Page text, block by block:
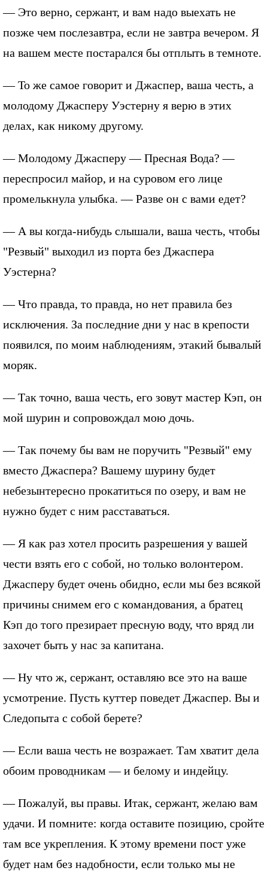
— Это верно, сержант, и вам надо выехать не
позже чем послезавтра, если не завтра вечером. Я
на вашем месте постарался бы отплыть в темноте.
— То же самое говорит и Джаспер, ваша честь, а
молодому Джасперу Уэстерну я верю в этих
делах, как никому другому.
— Молодому Джасперу — Пресная Вода? —
переспросил майор, и на суровом его лице
промелькнула улыбка. — Разве он с вами едет?
— А вы когда-нибудь слышали, ваша честь, чтобы
"Резвый" выходил из порта без Джаспера
Уэстерна?
— Что правда, то правда, но нет правила без
исключения. За последние дни у нас в крепости
появился, по моим наблюдениям, этакий бывалый
моряк.
— Так точно, ваша честь, его зовут мастер Кэп, он
мой шурин и сопровождал мою дочь.
— Так почему бы вам не поручить "Резвый" ему
вместо Джаспера? Вашему шурину будет
небезынтересно прокатиться по озеру, и вам не
нужно будет с ним расставаться.
— Я как раз хотел просить разрешения у вашей
чести взять его с собой, но только волонтером.
Джасперу будет очень обидно, если мы без всякой
причины снимем его с командования, а братец
Кэп до того презирает пресную воду, что вряд ли
захочет быть у нас за капитана.
— Ну что ж, сержант, оставляю все это на ваше
усмотрение. Пусть куттер поведет Джаспер. Вы и
Следопыта с собой берете?
— Если ваша честь не возражает. Там хватит дела
обоим проводникам — и белому и индейцу.
— Пожалуй, вы правы. Итак, сержант, желаю вам
удачи. И помните: когда оставите позицию, сройте
там все укрепления. К этому времени пост уже
будет нам без надобности, если только мы не